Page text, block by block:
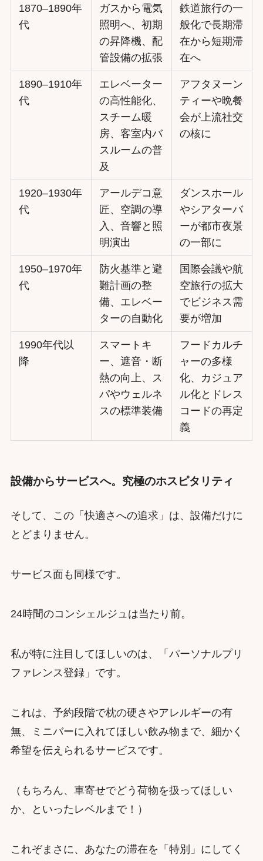
1870–1890年
代
ガスから電気
照明へ、初期
の昇降機、配
管設備の拡張
鉄道旅行の一
般化で長期滞
在から短期滞
在へ
1890–1910年
代
エレベーター
の高性能化、
スチーム暖
房、客室内バ
スルームの普
及
アフタヌーン
ティーや晩餐
会が上流社交
の核に
1920–1930年
代
アールデコ意
匠、空調の導
入、音響と照
明演出
ダンスホール
やシアターバ
ーが都市夜景
の一部に
1950–1970年
代
防火基準と避
難計画の整
備、エレベー
ターの自動化
国際会議や航
空旅行の拡大
でビジネス需
要が増加
1990年代以
降
スマートキ
ー、遮音・断
熱の向上、ス
パやウェルネ
スの標準装備
フードカルチ
ャーの多様
化、カジュア
ル化とドレス
コードの再定
義
設備からサービスへ。究極のホスピタリティ
そして、この「快適さへの追求」は、設備だけに
とどまりません。
サービス面も同様です。
24時間のコンシェルジュは当たり前。
私が特に注目してほしいのは、「パーソナルプリ
ファレンス登録」です。
これは、予約段階で枕の硬さやアレルギーの有
無、ミニバーに入れてほしい飲み物まで、細かく
希望を伝えられるサービスです。
（もちろん、車寄せでどう荷物を扱ってほしい
か、といったレベルまで！）
これぞまさに、あなたの滞在を「特別」にしてく